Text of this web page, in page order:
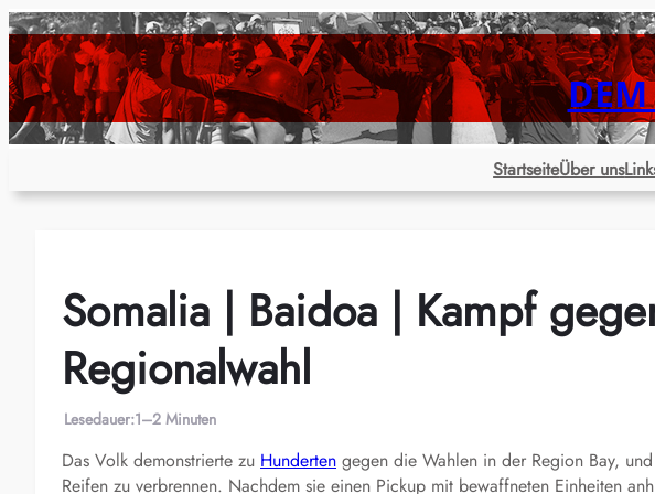
Zum
Inhalt
springen
StartseiteÜber uns
Somalia | Baidoa | Kampf
Regionalwahl
Lesedauer:1–2 Minuten
Das Volk demonstrierte zu Hunderten gegen die Wahlen in der Region Bay,
Reifen zu verbrennen. Nachdem sie einen Pickup mit bewaffneten Einheiten